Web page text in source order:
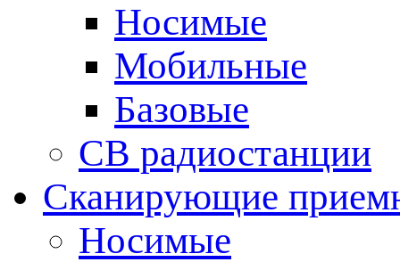
Носимые
Мобильные
Базовые
CB радиостанции
Сканирующие
Носимые